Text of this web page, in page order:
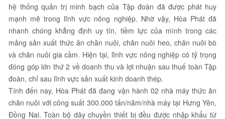
hệ thống quản trị minh bạch của Tập đoàn đã được phát huy
mạnh mẽ trong lĩnh vực nông nghiệp. Nhờ vậy, Hòa Phát đã
nhanh chóng khẳng định uy tín, tiềm lực của mình trong các
mảng sản xuất thức ăn chăn nuôi, chăn nuôi heo, chăn nuôi bò
và chăn nuôi gia cầm. Hiện tại, lĩnh vực nông nghiệp có tỷ trọng
đóng góp lớn thứ 2 về doanh thu và lợi nhuận sau thuế toàn Tập
đoàn, chỉ sau lĩnh vực sản xuất kinh doanh thép.
Tính đến nay, Hòa Phát đã đang vận hành 02 nhà máy thức ăn
chăn nuôi với công suất 300.000 tấn/năm/nhà máy tại Hưng Yên,
Đồng Nai. Toàn bộ dây chuyền thiết bị đều được nhập khẩu từ